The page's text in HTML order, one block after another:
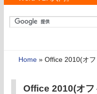
Home » Office 2010(オ
Office 2010(オフ